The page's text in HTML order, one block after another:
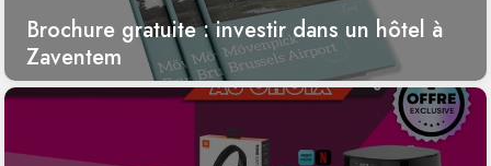
Brochure gratuite : investir dans un hôtel à
Zaventem